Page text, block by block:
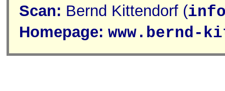
Scan: Bernd Kittendorf (
Homepage: www.bernd-